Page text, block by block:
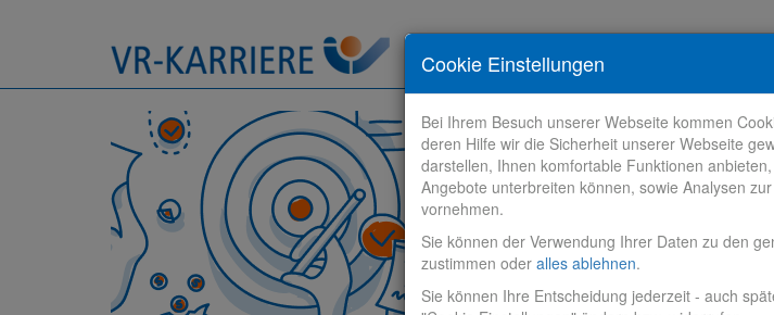
Stelle finden Bewerbungstipps
Cookie Einstellungen
Bei Ihrem Besuch unserer Webseite kommen
deren Hilfe wir die Sicherheit unserer Webseite
darstellen, Ihnen komfortable Funktionen
Angebote unterbreiten können, sowie Analysen
vornehmen.
Sie können der Verwendung Ihrer Daten zu den
zustimmen oder alles ablehnen.
Sie können Ihre Entscheidung jederzeit - auch